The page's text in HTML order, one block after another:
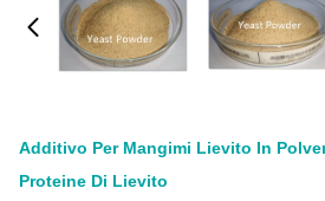
Additivo Per Mangimi Lievito In
Proteine Di Lievito